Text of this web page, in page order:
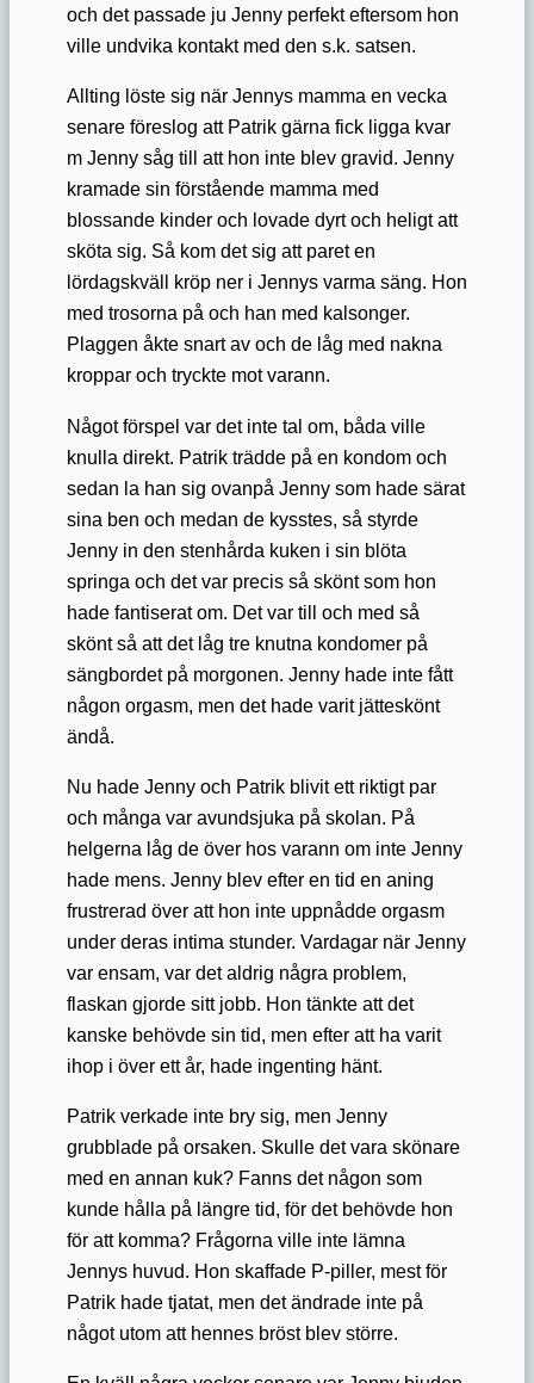
och det passade ju Jenny perfekt eftersom hon
ville undvika kontakt med den s.k. satsen.
Allting löste sig när Jennys mamma en vecka
senare föreslog att Patrik gärna fick ligga kvar
m Jenny såg till att hon inte blev gravid. Jenny
kramade sin förstående mamma med
blossande kinder och lovade dyrt och heligt att
sköta sig. Så kom det sig att paret en
lördagskväll kröp ner i Jennys varma säng. Hon
med trosorna på och han med kalsonger.
Plaggen åkte snart av och de låg med nakna
kroppar och tryckte mot varann.
Något förspel var det inte tal om, båda ville
knulla direkt. Patrik trädde på en kondom och
sedan la han sig ovanpå Jenny som hade särat
sina ben och medan de kysstes, så styrde
Jenny in den stenhårda kuken i sin blöta
springa och det var precis så skönt som hon
hade fantiserat om. Det var till och med så
skönt så att det låg tre knutna kondomer på
sängbordet på morgonen. Jenny hade inte fått
någon orgasm, men det hade varit jätteskönt
ändå.
Nu hade Jenny och Patrik blivit ett riktigt par
och många var avundsjuka på skolan. På
helgerna låg de över hos varann om inte Jenny
hade mens. Jenny blev efter en tid en aning
frustrerad över att hon inte uppnådde orgasm
under deras intima stunder. Vardagar när Jenny
var ensam, var det aldrig några problem,
flaskan gjorde sitt jobb. Hon tänkte att det
kanske behövde sin tid, men efter att ha varit
ihop i över ett år, hade ingenting hänt.
Patrik verkade inte bry sig, men Jenny
grubblade på orsaken. Skulle det vara skönare
med en annan kuk? Fanns det någon som
kunde hålla på längre tid, för det behövde hon
för att komma? Frågorna ville inte lämna
Jennys huvud. Hon skaffade P-piller, mest för
Patrik hade tjatat, men det ändrade inte på
något utom att hennes bröst blev större.